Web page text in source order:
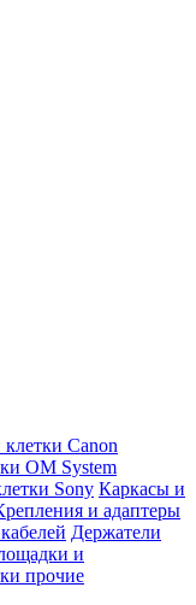
Canon
OM System
Sony Каркасы и
и адаптеры
Держатели
и
прочие